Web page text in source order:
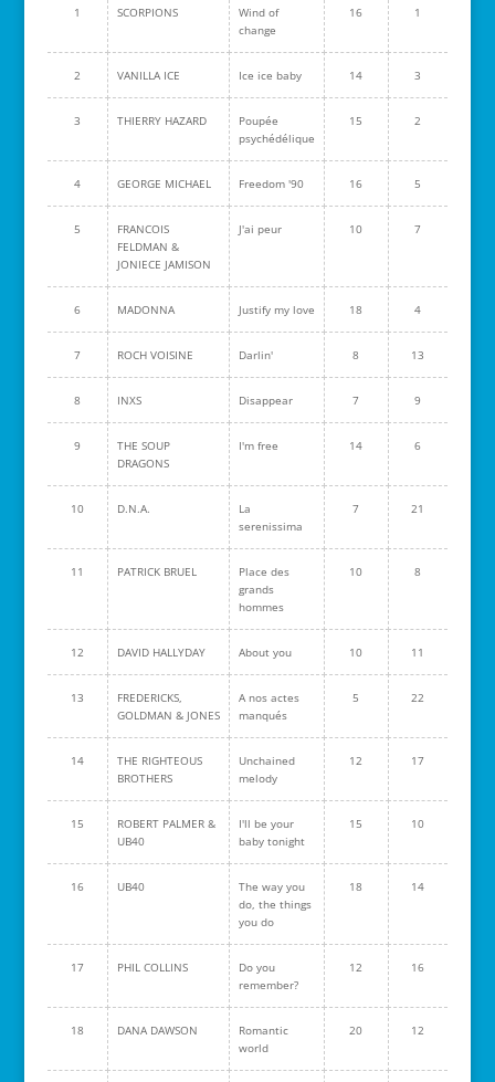
1 SCORPIONS
Wind of
change
16 1
2 VANILLA ICE Ice ice baby 14 3
3 THIERRY HAZARD
Poupée
psychédélique
15 2
4 GEORGE MICHAEL Freedom '90 16 5
5
FRANCOIS
FELDMAN &
JONIECE JAMISON
J'ai peur 10 7
6 MADONNA Justify my love 18 4
7 ROCH VOISINE Darlin' 8 13
8 INXS Disappear 7 9
9
THE SOUP
DRAGONS
I'm free 14 6
10 D.N.A.
La
serenissima
7 21
11 PATRICK BRUEL
Place des
grands
hommes
10 8
12 DAVID HALLYDAY About you 10 11
13
FREDERICKS,
GOLDMAN & JONES
A nos actes
manqués
5 22
14
THE RIGHTEOUS
BROTHERS
Unchained
melody
12 17
15
ROBERT PALMER &
UB40
I'll be your
baby tonight
15 10
16 UB40
The way you
do, the things
you do
18 14
17 PHIL COLLINS
Do you
remember?
12 16
18 DANA DAWSON
Romantic
world
20 12